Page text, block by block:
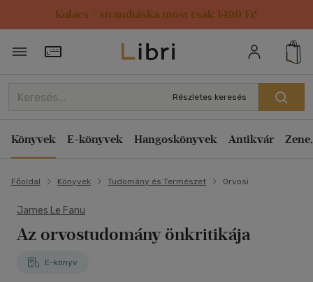
Kulacs / strandtáska most csak 1499 Ft!
Törzsvásárlói Kártya adatai
Részletes keresés
Könyvek E-könyvek Hangoskönyvek Antikvár
Főoldal Könyvek Tudomány és Természet Orvosi
James Le Fanu
Az orvostudomány önkritikája
E-könyv